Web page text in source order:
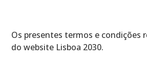
Os presentes termos e condições
do website Lisboa 2030.